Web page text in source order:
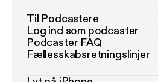
Til Podcastere
Log ind som podcaster
Podcaster FAQ
Fællesskabsretningslinjer